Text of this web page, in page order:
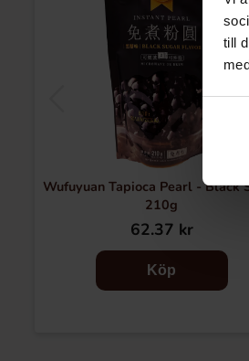
till
Wufuyuan Tapioca Pearl - Black
210g
62.37 kr
Köp